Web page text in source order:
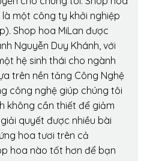
một công ty khởi nghiệp
Shop hoa MiLan được
Nguyễn Duy Khánh, với
hệ sinh thái cho ngành
trên nền tảng Công Nghệ
công nghệ giúp chúng tôi
không cần thiết để giảm
quyết được nhiều bài
hoa tươi trên cả
hoa nào tốt hơn để bạn